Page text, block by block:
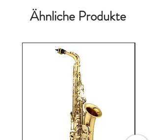
Ähnliche Produkte